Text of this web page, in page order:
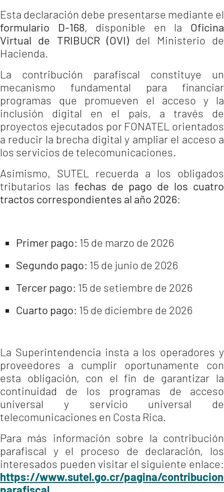
Esta declaración debe presentarse mediante el
formulario D-168, disponible en la Oficina
Virtual de TRIBUCR (OVI) del Ministerio de
Hacienda.
La contribución parafiscal constituye un
mecanismo fundamental para financiar
programas que promueven el acceso y la
inclusión digital en el país, a través de
proyectos ejecutados por FONATEL orientados
a reducir la brecha digital y ampliar el acceso a
los servicios de telecomunicaciones.
Asimismo, SUTEL recuerda a los obligados
tributarios las fechas de pago de los cuatro
tractos correspondientes al año 2026:
Primer pago: 15 de marzo de 2026
Segundo pago: 15 de junio de 2026
Tercer pago: 15 de setiembre de 2026
Cuarto pago: 15 de diciembre de 2026
La Superintendencia insta a los operadores y
proveedores a cumplir oportunamente con
esta obligación, con el fin de garantizar la
continuidad de los programas de acceso
universal y servicio universal de
telecomunicaciones en Costa Rica.
Para más información sobre la contribución
parafiscal y el proceso de declaración, los
interesados pueden visitar el siguiente enlace:
https://www.sutel.go.cr/pagina/
parafiscal